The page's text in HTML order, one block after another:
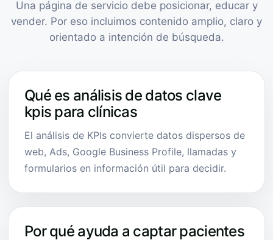
Una página de servicio debe posicionar, educar y
vender. Por eso incluimos contenido amplio, claro y
orientado a intención de búsqueda.
Qué es análisis de datos clave
kpis para clínicas
El análisis de KPIs convierte datos dispersos de
web, Ads, Google Business Profile, llamadas y
formularios en información útil para decidir.
Por qué ayuda a captar pacientes